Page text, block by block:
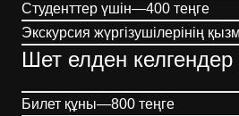
Студенттер үшін—400 теңге
Экскурсия жүргізушілерінің
Шет елден келгендер
Билет құны—800 теңге